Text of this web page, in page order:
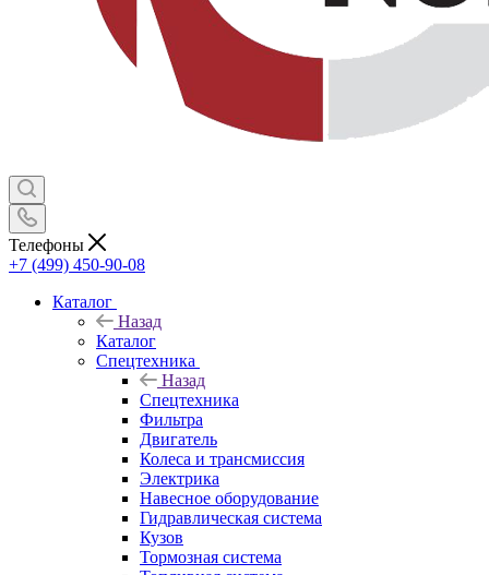
Телефоны
+7 (499) 450-90-08
Каталог
Назад
Каталог
Спецтехника
Назад
Спецтехника
Фильтра
Двигатель
Колеса и трансмиссия
Электрика
Навесное оборудование
Гидравлическая система
Кузов
Тормозная система